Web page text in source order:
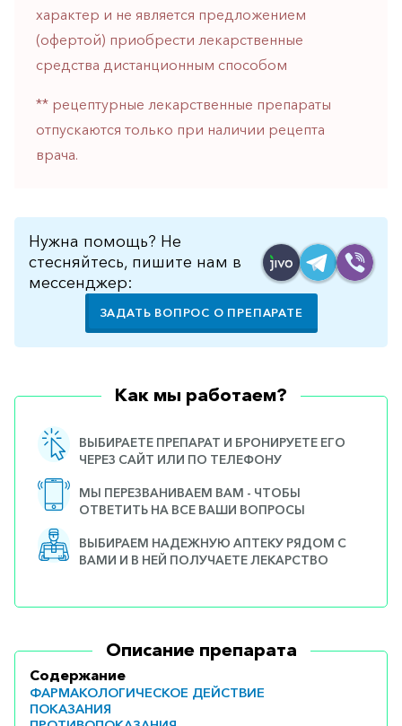
Щитовидная
железа
характер и не является предложением
(офертой) приобрести лекарственные
средства дистанционным способом
** рецептурные лекарственные препараты
отпускаются только при наличии рецепта
врача.
Нужна помощь? Не
стесняйтесь, пишите нам в
мессенджер:
ЗАДАТЬ ВОПРОС О ПРЕПАРАТЕ
Как мы работаем?
ВЫБИРАЕТЕ ПРЕПАРАТ И БРОНИРУЕТЕ ЕГО
ЧЕРЕЗ САЙТ ИЛИ ПО ТЕЛЕФОНУ
МЫ ПЕРЕЗВАНИВАЕМ ВАМ - ЧТОБЫ
ОТВЕТИТЬ НА ВСЕ ВАШИ ВОПРОСЫ
ВЫБИРАЕМ НАДЕЖНУЮ АПТЕКУ РЯДОМ С
ВАМИ И В НЕЙ ПОЛУЧАЕТЕ ЛЕКАРСТВО
Описание препарата
Содержание
ФАРМАКОЛОГИЧЕСКОЕ ДЕЙСТВИЕ
ПОКАЗАНИЯ